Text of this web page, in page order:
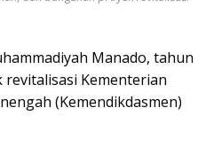
Manado, tahun
Kementerian
(Kemendikdasmen)